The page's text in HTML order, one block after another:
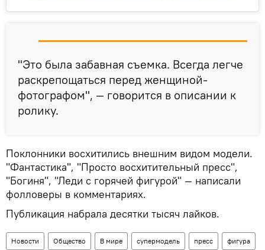
"Это была забавная съемка. Всегда легче
раскрепощаться перед женщиной-
фотографом", — говорится в описании к
ролику.
Поклонники восхитились внешним видом модели.
"Фантастика", "Просто восхитительный пресс",
"Богиня", "Леди с горячей фигурой" — написали
фолловеры в комментариях.
Публикация набрала десятки тысяч лайков.
Новости Общество В мире супермодель пресс фигура